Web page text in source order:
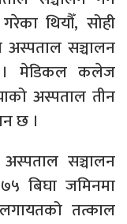
थियौँ, सोही
सञ्चालन
। मेडिकल कलेज
अस्पताल तीन
छ ।
अस्पताल सञ्चालन
बिघा जमिनमा
तत्काल